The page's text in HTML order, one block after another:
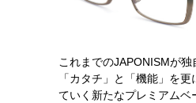
これまでのJAPONISMが
「カタチ」と「機能」を
ていく新たなプレミアムベ